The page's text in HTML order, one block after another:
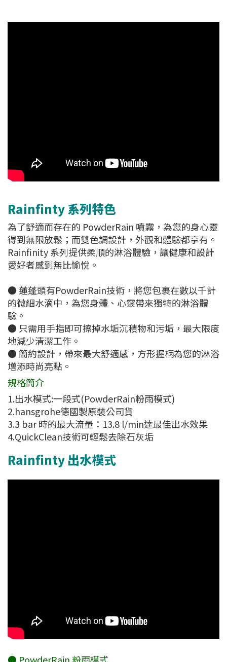
Rainfinty 系列特色
為了舒適而存在的 PowderRain 噴霧，為您的身心靈
得到無限放鬆；而雙色調設計，外觀和體驗都享有。
Rainfinity 系列提供柔順的淋浴體驗，讓健康和設計
愛好者感到無比愉悅。
● 蓮蓬頭有PowderRain技術，將您包裹在數以千計
的微細水滴中，為您身體、心靈帶來獨特的淋浴體
驗。
● 只需用手指即可擦掉水垢沉積物和污垢，最大限度
地減少清潔工作。
● 簡約設計，帶來最大舒適感，方形握柄為您的淋浴
增添時尚亮點。
規格簡介
1.出水模式:一段式(PowderRain粉雨模式)
2.hansgrohe德國製原裝公司貨
3.3 bar 時的最大流量：13.8 l/min達最佳出水效果
4.QuickClean技術可輕鬆去除石灰垢
Rainfinty 出水模式